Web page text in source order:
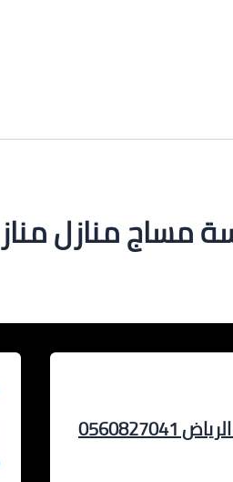
منازل منازل